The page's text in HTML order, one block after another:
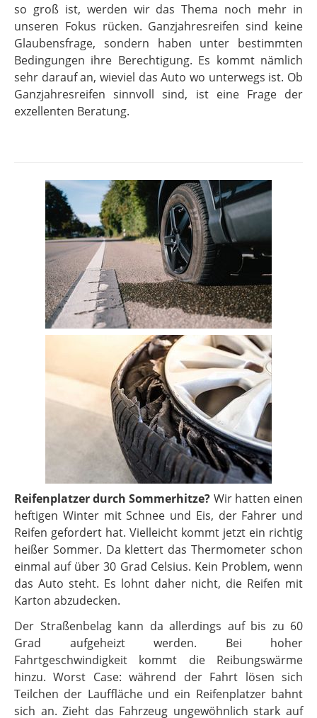
so groß ist, werden wir das Thema noch mehr in
unseren Fokus rücken. Ganzjahresreifen sind keine
Glaubensfrage, sondern haben unter bestimmten
Bedingungen ihre Berechtigung. Es kommt nämlich
sehr darauf an, wieviel das Auto wo unterwegs ist. Ob
Ganzjahresreifen sinnvoll sind, ist eine Frage der
exzellenten Beratung.
Reifenplatzer durch Sommerhitze? Wir hatten einen
heftigen Winter mit Schnee und Eis, der Fahrer und
Reifen gefordert hat. Vielleicht kommt jetzt ein richtig
heißer Sommer. Da klettert das Thermometer schon
einmal auf über 30 Grad Celsius. Kein Problem, wenn
das Auto steht. Es lohnt daher nicht, die Reifen mit
Karton abzudecken.
Der Straßenbelag kann da allerdings auf bis zu 60
Grad aufgeheizt werden. Bei hoher
Fahrtgeschwindigkeit kommt die Reibungswärme
hinzu. Worst Case: während der Fahrt lösen sich
Teilchen der Lauffläche und ein Reifenplatzer bahnt
sich an. Zieht das Fahrzeug ungewöhnlich stark auf